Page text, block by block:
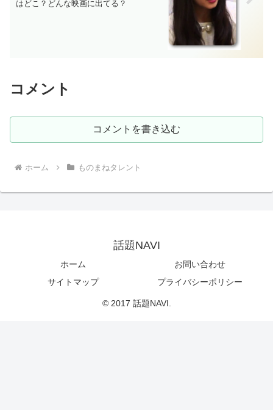
はどこ？どんな映画に出てる？
コメント
コメントを書き込む
ホーム ものまねタレント
話題NAVI
ホーム
お問い合わせ
サイトマップ
プライバシーポリシー
© 2017 話題NAVI.